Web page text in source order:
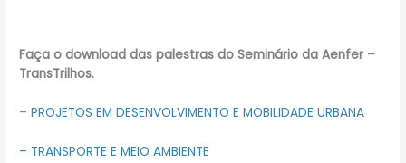
Faça o download das palestras do Seminário da Aenfer –
TransTrilhos.
–PROJETOS EM DESENVOLVIMENTO E MOBILIDADE URBANA
– TRANSPORTE E MEIO AMBIENTE